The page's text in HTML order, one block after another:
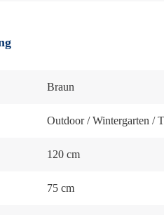
Braun
Outdoor / Wintergarten /
120 cm
75 cm